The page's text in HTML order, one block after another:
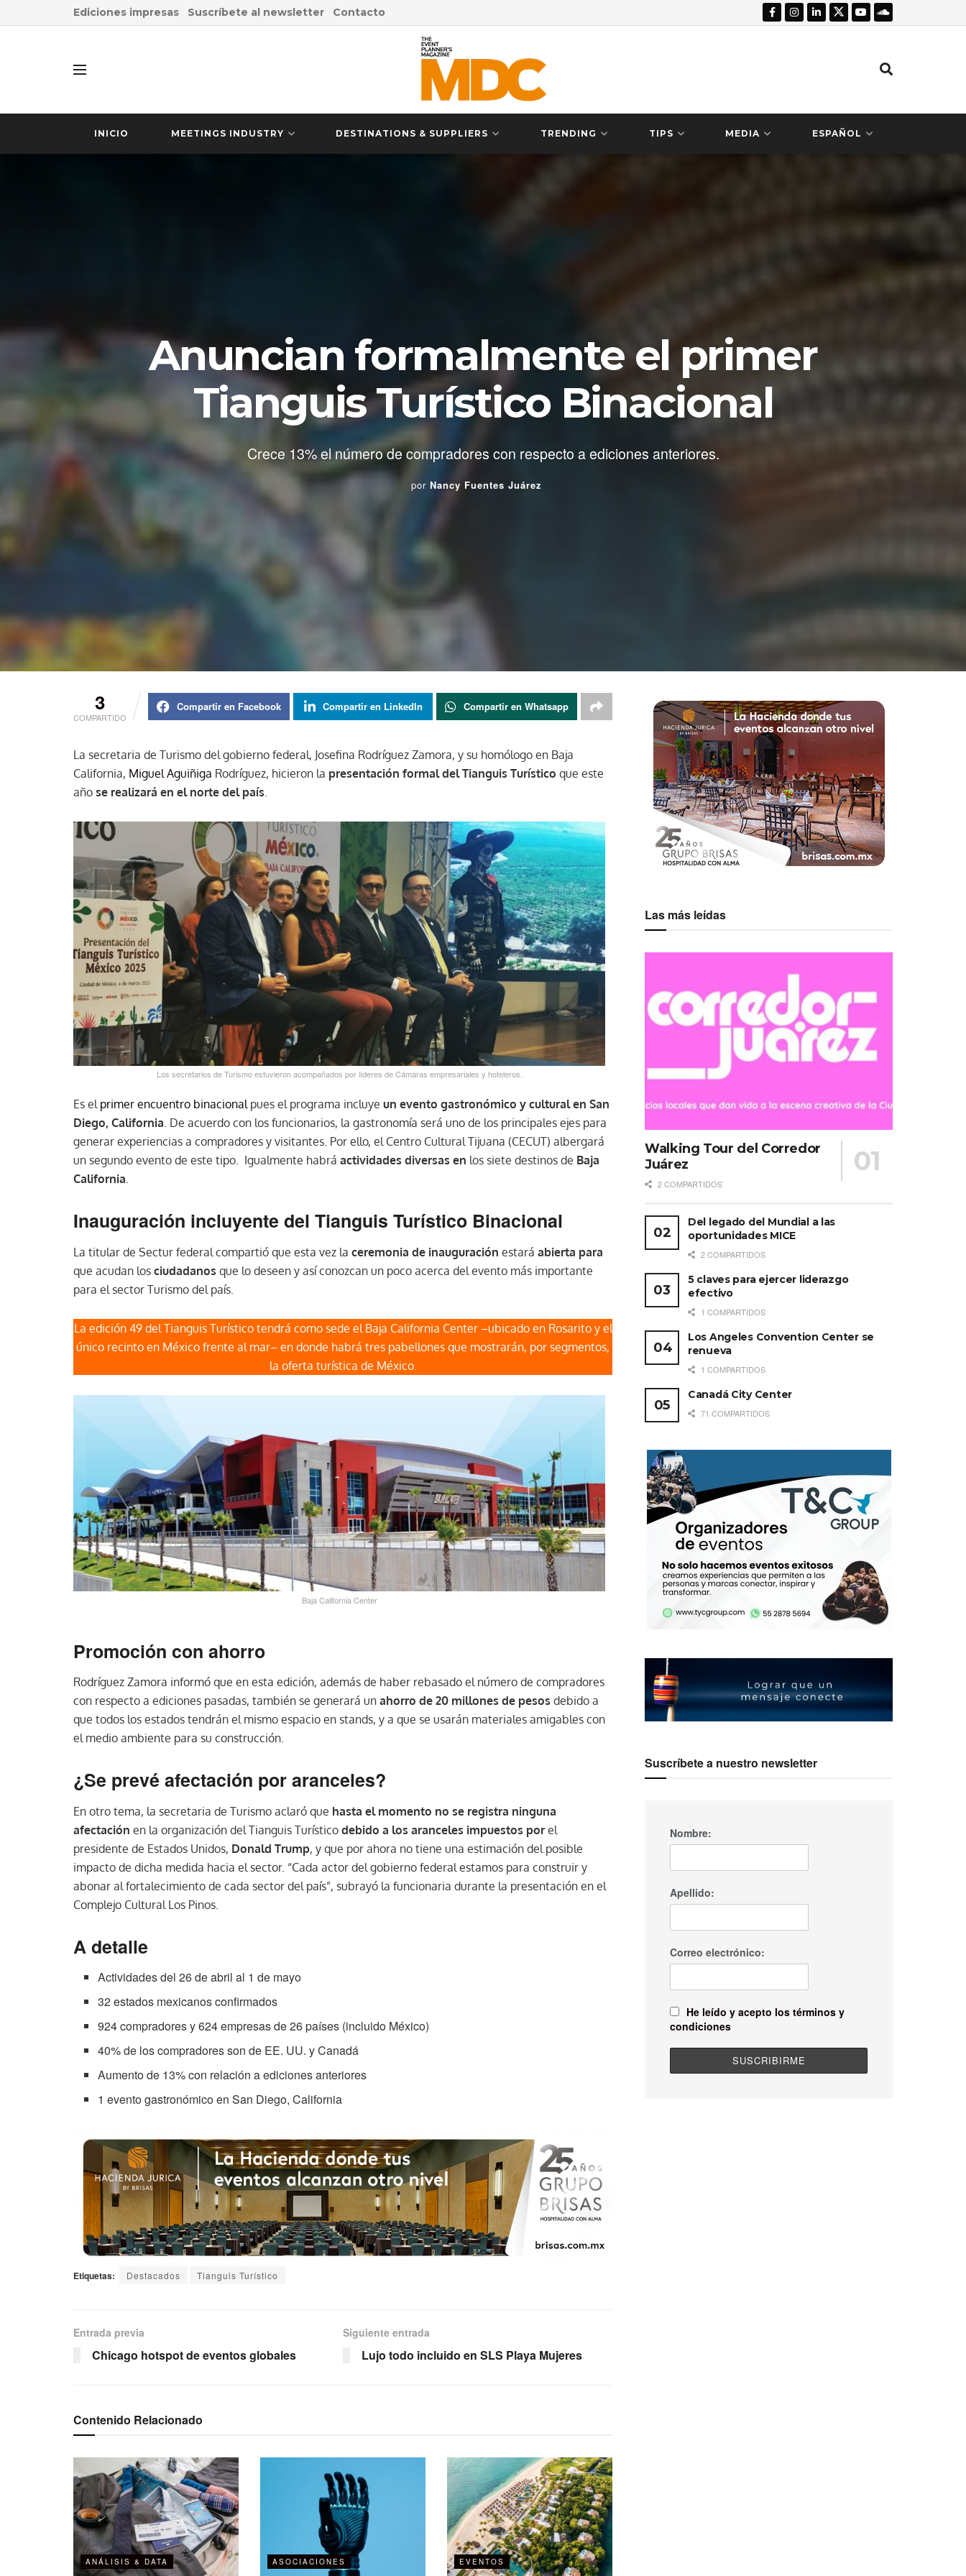
Ediciones impresas Suscríbete al newsletter Contacto
INICIO MEETINGS INDUSTRY DESTINATIONS & SUPPLIERS TRENDING TIPS MEDIA ESPAÑOL
Anuncian formalmente el primer
Tianguis Turístico Binacional
Crece 13% el número de compradores con respecto a ediciones anteriores.
por Nancy Fuentes Juárez
3
COMPARTIDO
Compartir en Facebook Compartir en LinkedIn Compartir en Whatsapp
La secretaria de Turismo del gobierno federal, Josefina Rodríguez Zamora, y su homólogo en Baja
California, Miguel Aguiñiga Rodríguez, hicieron la presentación formal del Tianguis Turístico que este
año se realizará en el norte del país.
Los secretarios de Turismo estuvieron acompañados por líderes de Cámaras empresariales y hoteleros.
Es el primer encuentro binacionalpues el programa incluye un evento gastronómico y cultural en San
Diego, California. De acuerdo con los funcionarios, la gastronomía será uno de los principales ejes para
generar experiencias a compradores y visitantes. Por ello, el Centro Cultural Tijuana (CECUT) albergará
un segundo evento de este tipo. Igualmente habrá actividades diversas en los siete destinos de Baja
California.
Inauguración incluyente del Tianguis Turístico Binacional
La titular de Sectur federal compartió que esta vez la ceremonia de inauguración estará abierta para
que acudan los ciudadanos que lo deseen y así conozcan un poco acerca del evento más importante
para el sector Turismo del país.
La edición 49 del Tianguis Turístico tendrá como sede el Baja California Center –ubicado en Rosarito y el
único recinto en México frente al mar– en donde habrá tres pabellones que mostrarán, por segmentos,
la oferta turística de México.
Baja California Center
Promoción con ahorro
Rodríguez Zamora informó que en esta edición, además de haber rebasado el número de compradores
con respecto a ediciones pasadas, también se generará un ahorro de 20 millones de pesos debido a
que todos los estados tendrán el mismo espacio en stands, y a que se usarán materiales amigables con
el medio ambiente para su construcción.
¿Se prevé afectación por aranceles?
En otro tema, la secretaria de Turismo aclaró que hasta el momento no se registra ninguna
afectación en la organización del Tianguis Turístico debido a los aranceles impuestos por el
presidente de Estados Unidos, Donald Trump, y que por ahora no tiene una estimación del posible
impacto de dicha medida hacia el sector. “Cada actor del gobierno federal estamos para construir y
abonar al fortalecimiento de cada sector del país”, subrayó la funcionaria durante la presentación en el
Complejo Cultural Los Pinos.
A detalle
Actividades del 26 de abril al 1 de mayo
32 estados mexicanos confirmados
924 compradores y 624 empresas de 26 países (incluido México)
40% de los compradores son de EE. UU. y Canadá
Aumento de 13% con relación a ediciones anteriores
1 evento gastronómico en San Diego, California
Etiquetas: Destacados Tianguis Turístico
Entrada previa
Chicago hotspot de eventos globales
Siguiente entrada
Lujo todo incluido en SLS Playa Mujeres
Contenido Relacionado
ANÁLISIS & DATA ASOCIACIONES EVENTOS
Las más leídas
Walking Tour del Corredor
Juárez
2 COMPARTIDOS
Del legado del Mundial a las
oportunidades MICE
2 COMPARTIDOS
5 claves para ejercer liderazgo
efectivo
1 COMPARTIDOS
Los Angeles Convention Center se
renueva
1 COMPARTIDOS
Canadá City Center
71 COMPARTIDOS
Suscríbete a nuestro newsletter
Nombre:
Apellido:
Correo electrónico:
He leído y acepto los términos y
condiciones